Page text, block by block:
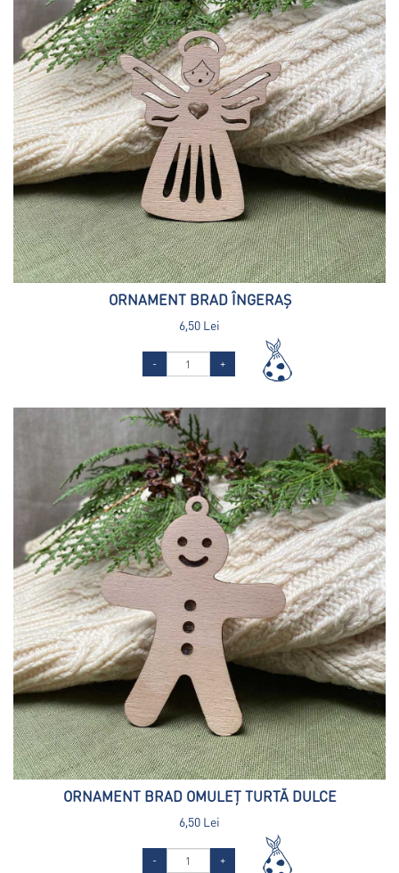
ORNAMENT BRAD ÎNGERAȘ
6,50 Lei
- +
ORNAMENT BRAD OMULEȚ TURTĂ DULCE
6,50 Lei
- +